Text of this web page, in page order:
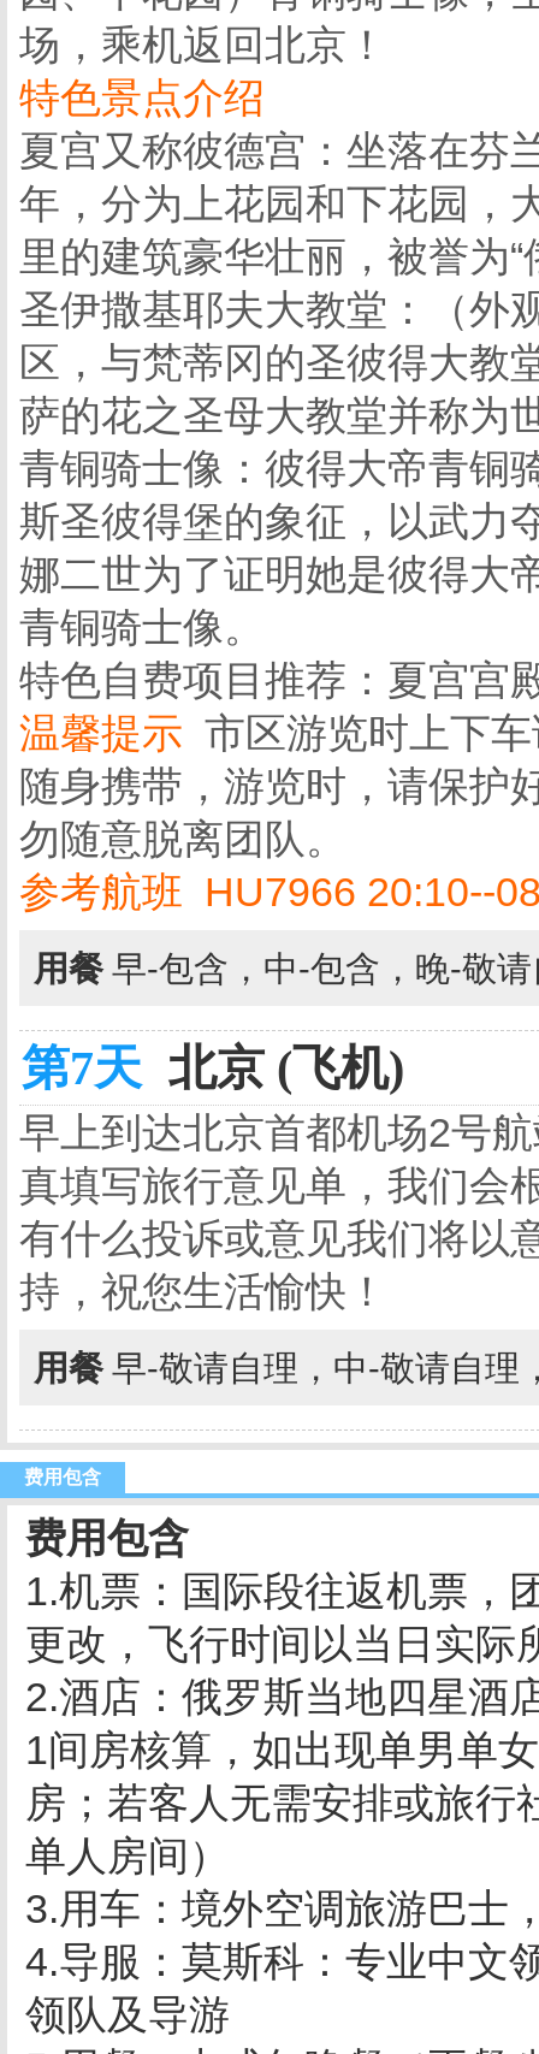
场，乘机返回北京！
特色景点介绍
夏宫又称彼德宫：坐落在芬
年，分为上花园和下花园，
里的建筑豪华壮丽，被誉为“
圣伊撒基耶夫大教堂：（外
区，与梵蒂冈的圣彼得大教
萨的花之圣母大教堂并称为
青铜骑士像：彼得大帝青铜
斯圣彼得堡的象征，以武力
娜二世为了证明她是彼得大
青铜骑士像。
特色自费项目推荐：夏宫宫
温馨提示 市区游览时上下
随身携带，游览时，请保护
勿随意脱离团队。
参考航班 HU7966 20:10--
用餐 早-包含，中-包含，晚-敬
第7天 北京 (飞机)
早上到达北京首都机场2号
真填写旅行意见单，我们会
有什么投诉或意见我们将以
持，祝您生活愉快！
用餐 早-敬请自理，中-敬请自理
费用包含
费用包含
1.机票：国际段往返机票，
更改，飞行时间以当日实际
2.酒店：俄罗斯当地四星酒
1间房核算，如出现单男单
房；若客人无需安排或旅行
单人房间）
3.用车：境外空调旅游巴士
4.导服：莫斯科：专业中文
领队及导游